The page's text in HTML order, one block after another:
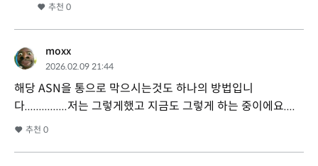
추천 0
moxx
2026.02.09 21:44
해당 ASN을 통으로 막으시는것도 하나의 방법입니
다...............저는 그렇게했고 지금도 그렇게 하는 중이에요....
추천 0